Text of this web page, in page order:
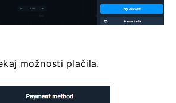
možnosti plačila.